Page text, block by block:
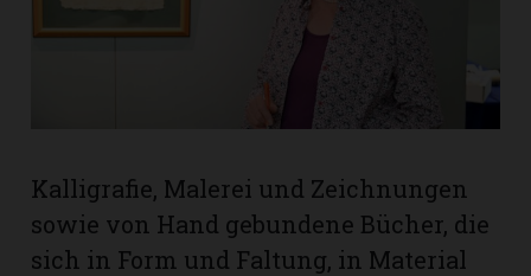
Kalligrafie, Malerei und Zeichnungen
sowie von Hand gebundene Bücher, die
sich in Form und Faltung, in Material